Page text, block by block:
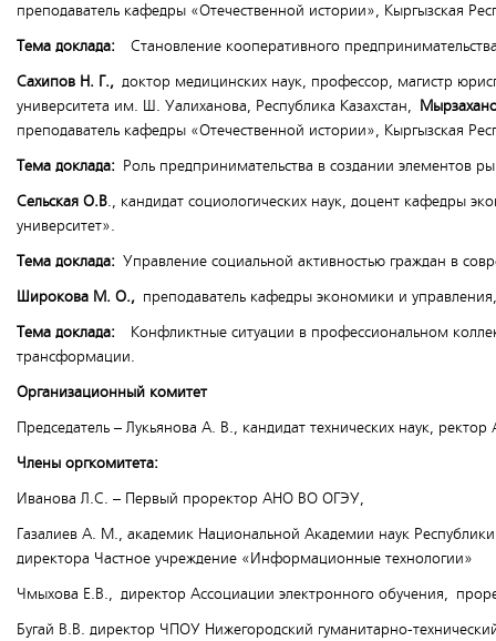
преподаватель кафедры «Отечественной истории», Кыргызская
Тема доклада: Становление кооперативного
Сахипов Н. Г., доктор медицинских наук, профессор, магистр
университета им. Ш. Уалиханова, Республика Казахстан,
преподаватель кафедры «Отечественной истории», Кыргызская
Тема доклада: Роль предпринимательства в создании элементов
Сельская О.В., кандидат социологических наук, доцент кафедры
университет».
Тема доклада: Управление социальной активностью граждан в
Широкова М. О., преподаватель кафедры экономики и
Тема доклада: Конфликтные ситуации в профессиональном
трансформации.
Организационный комитет
Председатель – Лукьянова А. В., кандидат технических наук,
Члены оргкомитета:
Иванова Л.С. – Первый проректор АНО ВО ОГЭУ,
Газалиев А. М., академик Национальной Академии наук Республики
директора Частное учреждение «Информационные технологии»
Чмыхова Е.В., директор Ассоциации электронного обучения,
Бугай В.В. директор ЧПОУ Нижегородский гуманитарно-